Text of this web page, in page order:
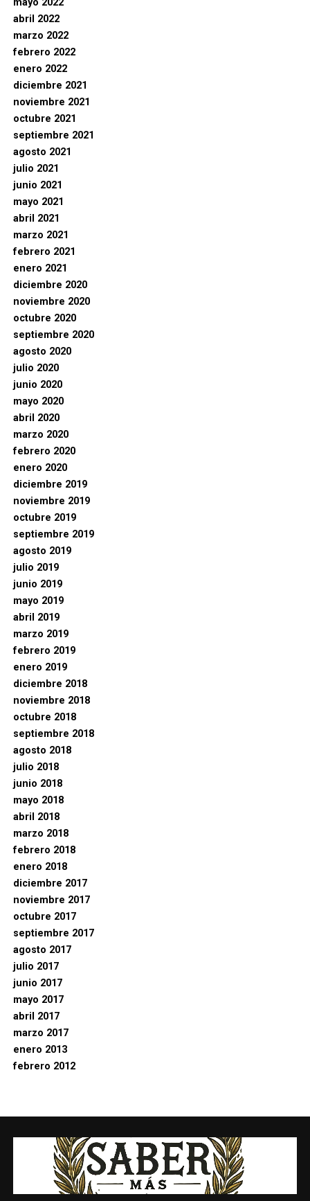
mayo 2022
abril 2022
marzo 2022
febrero 2022
enero 2022
diciembre 2021
noviembre 2021
octubre 2021
septiembre 2021
agosto 2021
julio 2021
junio 2021
mayo 2021
abril 2021
marzo 2021
febrero 2021
enero 2021
diciembre 2020
noviembre 2020
octubre 2020
septiembre 2020
agosto 2020
julio 2020
junio 2020
mayo 2020
abril 2020
marzo 2020
febrero 2020
enero 2020
diciembre 2019
noviembre 2019
octubre 2019
septiembre 2019
agosto 2019
julio 2019
junio 2019
mayo 2019
abril 2019
marzo 2019
febrero 2019
enero 2019
diciembre 2018
noviembre 2018
octubre 2018
septiembre 2018
agosto 2018
julio 2018
junio 2018
mayo 2018
abril 2018
marzo 2018
febrero 2018
enero 2018
diciembre 2017
noviembre 2017
octubre 2017
septiembre 2017
agosto 2017
julio 2017
junio 2017
mayo 2017
abril 2017
marzo 2017
enero 2013
febrero 2012